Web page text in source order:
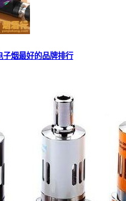
子烟最好的品牌排行